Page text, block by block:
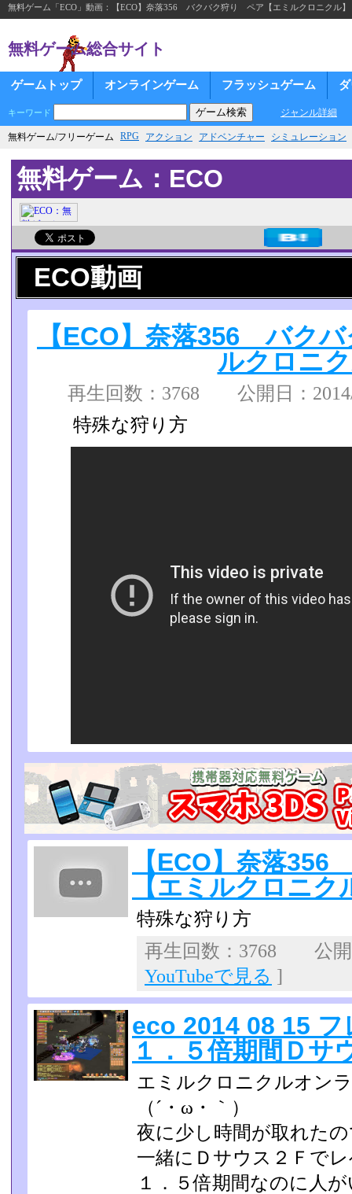
無料ゲーム「ECO」動画：【ECO】奈落356 バクバク狩り ペア【エミルクロニクル】
無料ゲーム総合サイト
ゲームトップ オンラインゲーム フラッシュゲーム
キーワード ジャンル詳細
無料ゲーム/フリーゲーム RPG アクション アドベンチャー シミュレーション
無料ゲーム：ECO
ECO動画
【ECO】奈落356 バク
ルクロニ
再生回数：3768 公開日：
特殊な狩り方
【ECO】奈落
【エミルクロニク
特殊な狩り方
再生回数：3768 公
YouTubeで見る ]
eco 2014 08 15
１．５倍期間Ｄサ
エミルクロニクルオン
（´・ω・｀）
夜に少し時間が取れた
一緒にＤサウス２Ｆで
１．５倍期間なのに人